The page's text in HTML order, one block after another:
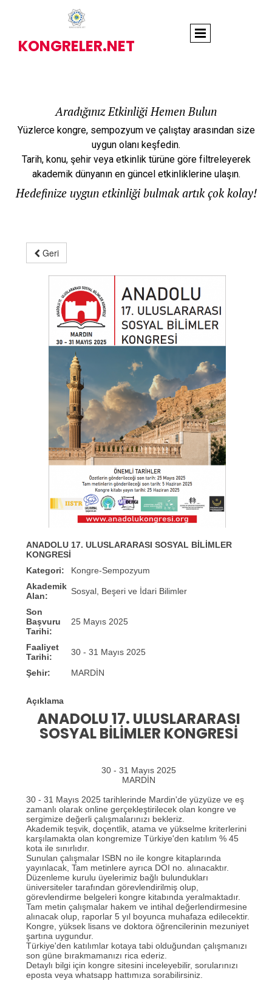
KONGRELER.NET
Aradığınız Etkinliği Hemen Bulun
Yüzlerce kongre, sempozyum ve çalıştay arasından size
uygun olanı keşfedin.
Tarih, konu, şehir veya etkinlik türüne göre filtreleyerek
akademik dünyanın en güncel etkinliklerine ulaşın.
Hedefinize uygun etkinliği bulmak artık çok kolay!
Geri
ANADOLU 17. ULUSLARARASI SOSYAL BİLİMLER
KONGRESİ
Kategori:
Kongre-Sempozyum
Akademik
Alan:
Sosyal, Beşeri ve İdari Bilimler
Son
Başvuru
Tarihi:
25 Mayıs 2025
Faaliyet
Tarihi:
30 - 31 Mayıs 2025
Şehir: MARDİN
Açıklama
ANADOLU 17. ULUSLARARASI
SOSYAL BİLİMLER KONGRESİ
30 - 31 Mayıs 2025
MARDİN
30 - 31 Mayıs 2025 tarihlerinde Mardin'de yüzyüze ve eş
zamanlı olarak online gerçekleştirilecek olan kongre ve
sergimize değerli çalışmalarınızı bekleriz.
Akademik teşvik, doçentlik, atama ve yükselme kriterlerini
karşılamakta olan kongremize Türkiye'den katılım % 45
kota ile sınırlıdır.
Sunulan çalışmalar ISBN no ile kongre kitaplarında
yayınlacak, Tam metinlere ayrıca DOI no. alınacaktır.
Düzenleme kurulu üyelerimiz bağlı bulundukları
üniversiteler tarafından görevlendirilmiş olup,
görevlendirme belgeleri kongre kitabında yeralmaktadır.
Tam metin çalışmalar hakem ve intihal değerlendirmesine
alınacak olup, raporlar 5 yıl boyunca muhafaza edilecektir.
Kongre, yüksek lisans ve doktora öğrencilerinin mezuniyet
şartına uygundur.
Türkiye'den katılımlar kotaya tabi olduğundan çalışmanızı
son güne bırakmamanızı rica ederiz.
Detaylı bilgi için kongre sitesini inceleyebilir, sorularınızı
eposta veya whatsapp hattımıza sorabilirsiniz.